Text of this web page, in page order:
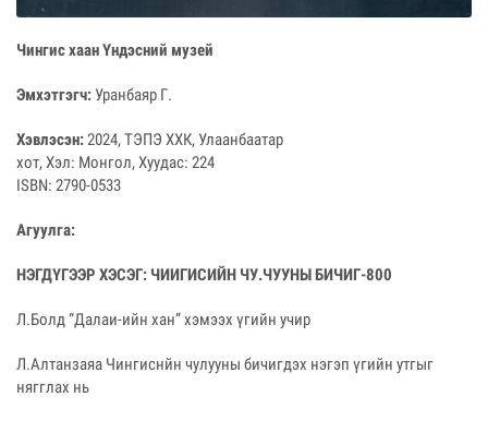
Чингис хаан Үндэсний музей
Эмхэтгэгч:Уранбаяр Г.
Хэвлэсэн:2024, ТЭПЭ ХХК, Улаанбаатар
хот, Хэл: Монгол, Хуудас: 224
ISBN: 2790-0533
Агуулга:
НЭГДҮГЭЭР ХЭСЭГ: ЧИИГИСИЙН ЧУ.ЧУУНЫ БИЧИГ-800
Л.Болд “Далаи-ийн хан” хэмээх үгийн учир
Л.Алтанзаяа Чингиснйн чулууны бичигдэх нэгэп үгийн утгыг
нягглах нь